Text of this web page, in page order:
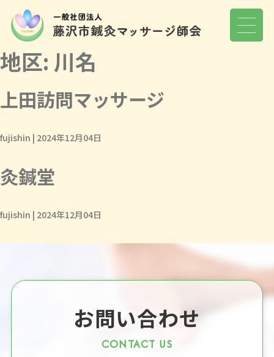
地区: 川名
上田訪問マッサージ
fujishin | 2024年12月04日
灸鍼堂
fujishin | 2024年12月04日
お問い合わせ
CONTACT US